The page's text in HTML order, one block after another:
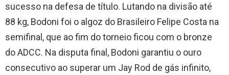
sucesso na defesa de título. Lutando na divisão até
88 kg, Bodoni foi o algoz do Brasileiro Felipe Costa na
semifinal, que ao fim do torneio ficou com o bronze
do ADCC. Na disputa final, Bodoni garantiu o ouro
consecutivo ao superar um Jay Rod de gás infinito,